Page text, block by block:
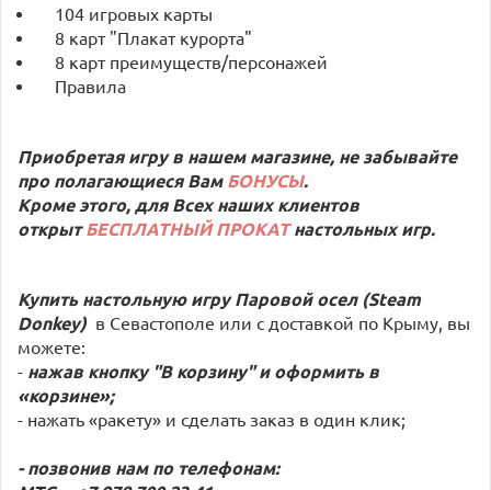
104 игровых карты
8 карт "Плакат курорта"
8 карт преимуществ/персонажей
Правила
Приобретая игру в нашем магазине, не забывайте
про полагающиеся ВамБОНУСЫ.
Кроме этого, для Всех наших клиентов
открытБЕСПЛАТНЫЙ ПРОКАТнастольных игр.
Купить настольную игру Паровой осел (Steam
Donkey) в Севастополе или с доставкой по Крыму, вы
можете:
- нажав кнопку "В корзину" и оформить в
«корзине»;
- нажать «ракету» и сделать заказ в один клик;
- позвонив нам по телефонам: